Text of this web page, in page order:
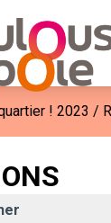
! 2023 /